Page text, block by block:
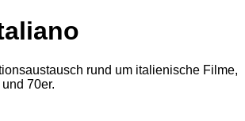
rund um italienische Filme,
70er.